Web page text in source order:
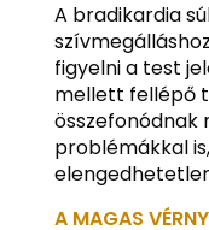
A bradikardia
figyelni a test
mellett fellépő
összefonódnak
problémákkal
A MAGAS